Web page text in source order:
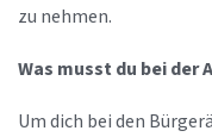
zu nehmen.
Was musst du bei der
Um dich bei den